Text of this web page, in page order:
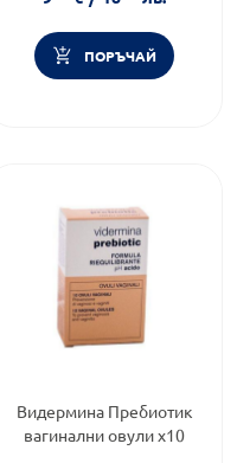
ПОРЪЧАЙ
Видермина Пребиотик
вагинални овули x10